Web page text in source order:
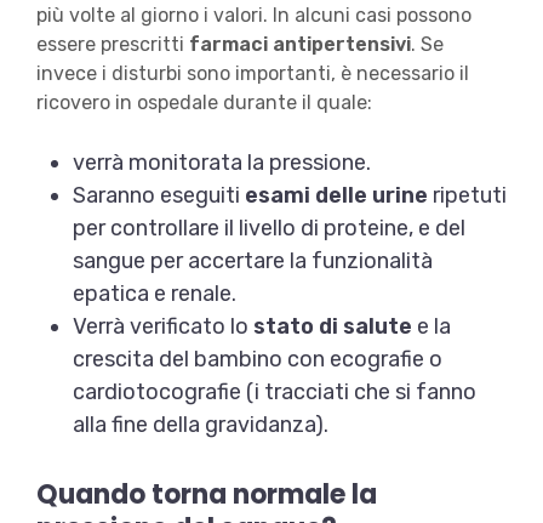
più volte al giorno i valori. In alcuni casi possono
essere prescritti farmaci antipertensivi. Se
invece i disturbi sono importanti, è necessario il
ricovero in ospedale durante il quale:
verrà monitorata la pressione.
Saranno eseguiti esami delle urine ripetuti
per controllare il livello di proteine, e del
sangue per accertare la funzionalità
epatica e renale.
Verrà verificato lo stato di salute e la
crescita del bambino con ecografie o
cardiotocografie (i tracciati che si fanno
alla fine della gravidanza).
Quando torna normale la